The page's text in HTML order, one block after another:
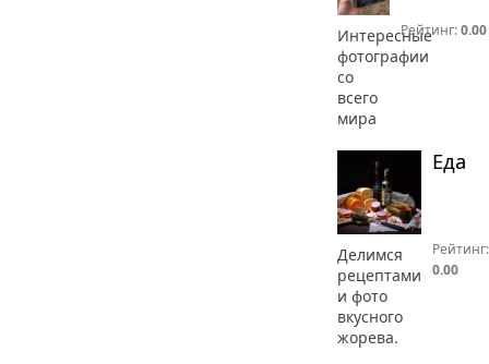
Интересные
фотографии
со
всего
мира
Рейтинг:0.00
Еда
Делимся
рецептами
и фото
вкусного
жорева.
Рейтинг:
0.00